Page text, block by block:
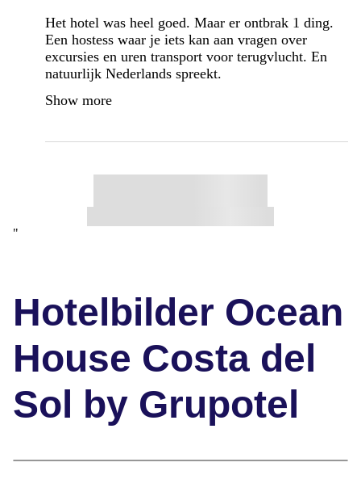
Het hotel was heel goed. Maar er ontbrak 1 ding.
Een hostess waar je iets kan aan vragen over
excursies en uren transport voor terugvlucht. En
natuurlijk Nederlands spreekt.
Show more
"
Hotelbilder Ocean
House Costa del
Sol by Grupotel